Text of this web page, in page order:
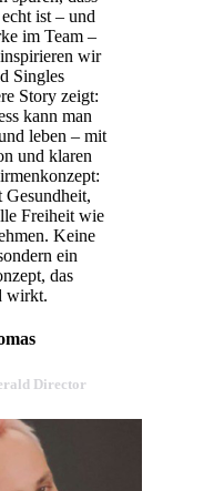
ist – und
im Team –
wir
Singles
Story zeigt:
kann man
leben – mit
und klaren
Freiheit wie
Keine
ein
das
wirkt.
Director